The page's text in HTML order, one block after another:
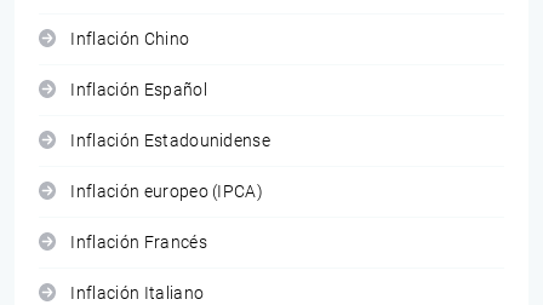
Inflación Chino
Inflación Español
Inflación Estadounidense
Inflación europeo (IPCA)
Inflación Francés
Inflación Italiano